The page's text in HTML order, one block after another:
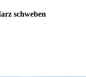
schweben